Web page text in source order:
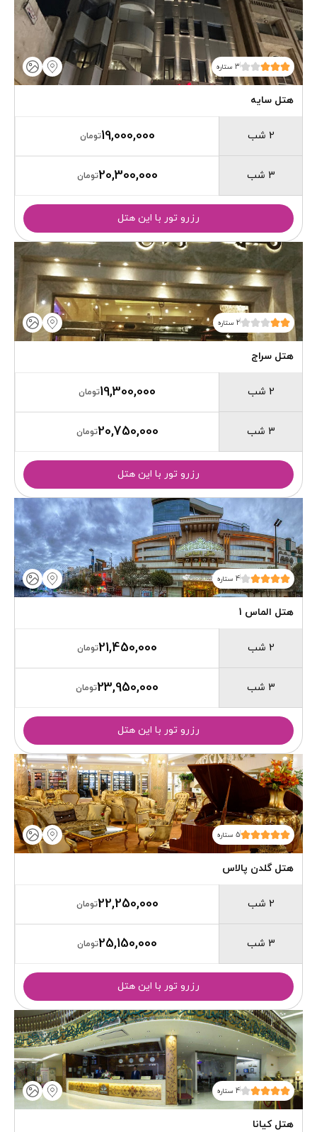
3 ستاره
هتل سایه
2 شب
3 شب
19,000,000تومان
20,300,000تومان
رزرو تور با این هتل
2 ستاره
هتل سراج
2 شب
3 شب
19,300,000تومان
20,750,000تومان
رزرو تور با این هتل
4 ستاره
هتل الماس 1
2 شب
3 شب
21,450,000تومان
23,950,000تومان
رزرو تور با این هتل
5 ستاره
هتل گلدن پالاس
2 شب
3 شب
22,250,000تومان
25,150,000تومان
رزرو تور با این هتل
4 ستاره
هتل کیانا